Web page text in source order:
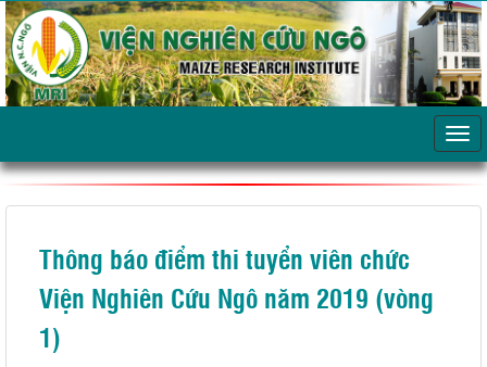
Thông báo điểm thi tuyển viên chức
Viện Nghiên Cứu Ngô năm 2019 (vòng
1)